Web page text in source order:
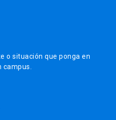
o situación que ponga en